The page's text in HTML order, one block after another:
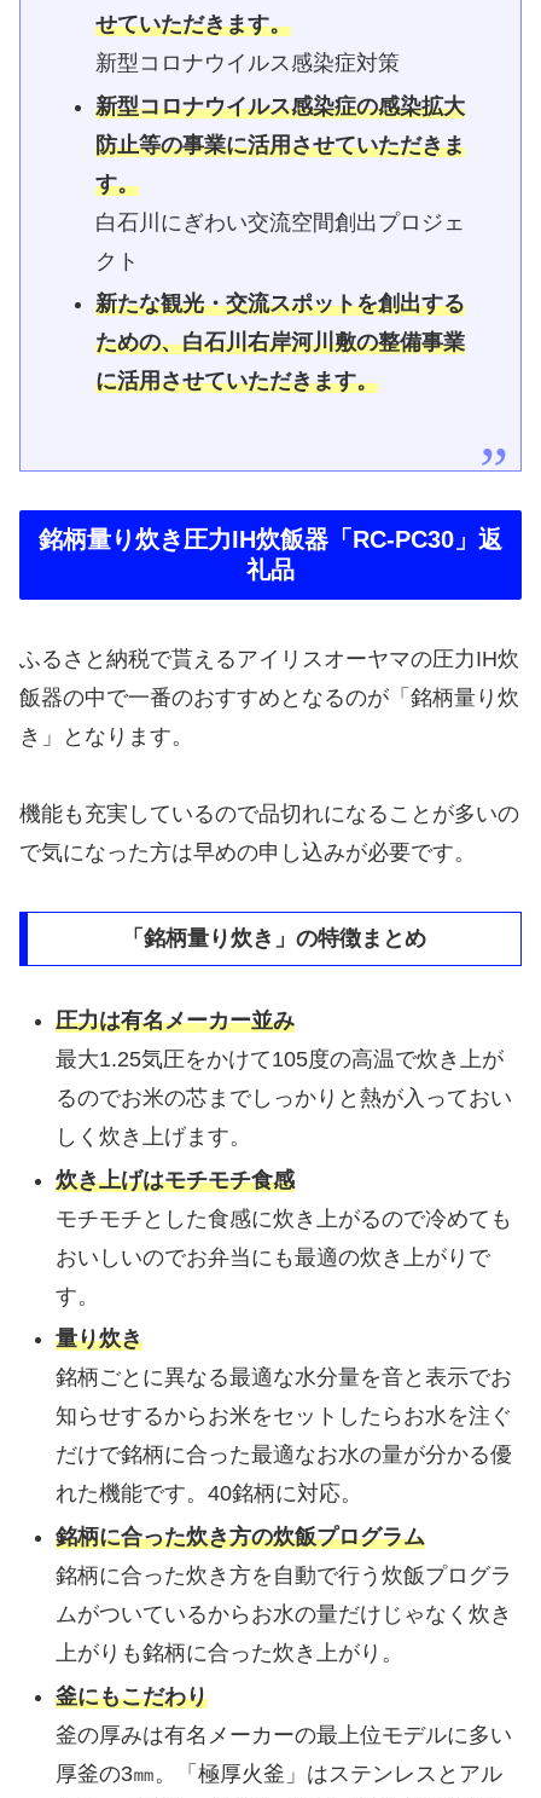
せていただきます。
新型コロナウイルス感染症対策
新型コロナウイルス感染症の感染拡大
防止等の事業に活用させていただきま
す。
白石川にぎわい交流空間創出プロジェ
クト
新たな観光・交流スポットを創出する
ための、白石川右岸河川敷の整備事業
に活用させていただきます。
銘柄量り炊き圧力IH炊飯器「RC-PC30」返
礼品
ふるさと納税で貰えるアイリスオーヤマの圧力IH炊
飯器の中で一番のおすすめとなるのが「銘柄量り炊
き」となります。
機能も充実しているので品切れになることが多いの
で気になった方は早めの申し込みが必要です。
「銘柄量り炊き」の特徴まとめ
圧力は有名メーカー並み
最大1.25気圧をかけて105度の高温で炊き上が
るのでお米の芯までしっかりと熱が入っておい
しく炊き上げます。
炊き上げはモチモチ食感
モチモチとした食感に炊き上がるので冷めても
おいしいのでお弁当にも最適の炊き上がりで
す。
量り炊き
銘柄ごとに異なる最適な水分量を音と表示でお
知らせするからお米をセットしたらお水を注ぐ
だけで銘柄に合った最適なお水の量が分かる優
れた機能です。40銘柄に対応。
銘柄に合った炊き方の炊飯プログラム
銘柄に合った炊き方を自動で行う炊飯プログラ
ムがついているからお水の量だけじゃなく炊き
上がりも銘柄に合った炊き上がり。
釜にもこだわり
釜の厚みは有名メーカーの最上位モデルに多い
厚釜の3㎜。「極厚火釜」はステンレスとアル